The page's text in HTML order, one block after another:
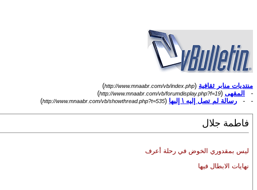
منتديات منابر ثقافية (
http://www.mnaabr.com/vb/index.php
)
-
المقهى (
http://www.mnaabr.com/vb/forumdisplay.php?f=19
)
- - رسالة لم تصل إليه \ إليها (
http://www.mnaabr.com/vb/showthread.php?t=535
)
فاطمة جلال
ليس بمقدوري الخوض في رحلة أعرف
نهايات الابطال فيها